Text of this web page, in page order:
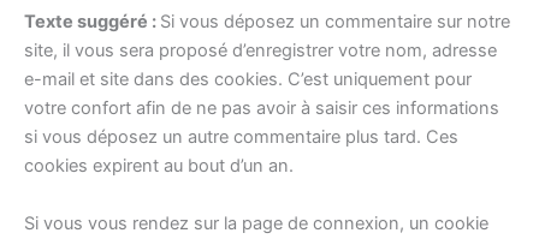
Texte suggéré : Si vous déposez un commentaire sur notre
site, il vous sera proposé d’enregistrer votre nom, adresse
e-mail et site dans des cookies. C’est uniquement pour
votre confort afin de ne pas avoir à saisir ces informations
si vous déposez un autre commentaire plus tard. Ces
cookies expirent au bout d’un an.
Si vous vous rendez sur la page de connexion, un cookie